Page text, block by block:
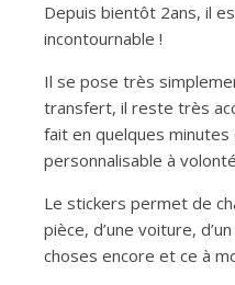
Depuis bientôt 2ans, il
incontournable !
Il se pose très
transfert, il reste très
fait en quelques
personnalisable à
Le stickers permet de
pièce, d’une voiture,
choses encore et ce à